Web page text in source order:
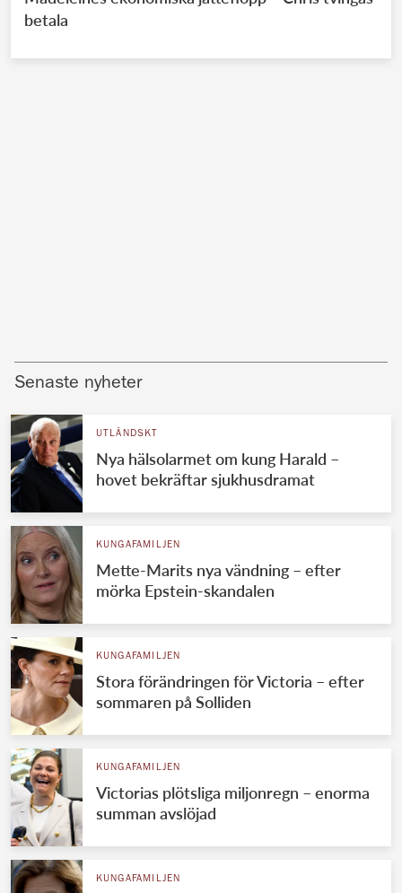
betala
Senaste nyheter
UTLÄNDSKT
Nya hälsolarmet om kung Harald –
hovet bekräftar sjukhusdramat
KUNGAFAMILJEN
Mette-Marits nya vändning – efter
mörka Epstein-skandalen
KUNGAFAMILJEN
Stora förändringen för Victoria – efter
sommaren på Solliden
KUNGAFAMILJEN
Victorias plötsliga miljonregn – enorma
summan avslöjad
KUNGAFAMILJEN